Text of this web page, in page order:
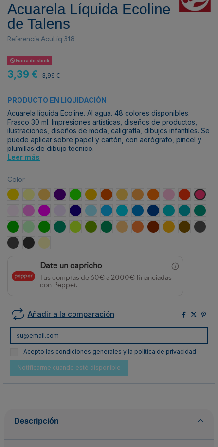
Acuarela Líquida Ecoline
de Talens
Referencia AcuLiq 318
Fuera de stock
3,39 € 3,99 €
PRODUCTO EN LIQUIDACIÓN
Acuarela líquida Ecoline. Al agua. 48 colores disponibles.
Frasco 30 ml. Impresiones artísticas, diseños de productos,
ilustraciones, diseños de moda, caligrafía, dibujos infantiles. Se
puede aplicar sobre papel y cartón, con aerógrafo, pincel y
plumillas de dibujo técnico.
Leer más
Color
ChartreuseAmarillo Claro
Amarillo oscuro
Violeta azulVerde claroOcre amarillo
Tierra siena tostado
Amarillo arena
Anaranjado claro
NaranjaRojo PastelBermellon
Rosa pastelRosa claroMagentaVioleta pastel
Ultramar violeta
Azul pastelAzul celeste (cyan)
Azul ultramarAzul de prusia
Azul ultramar oscuro
Azul turquesa
Verde
Verde primavera
Verde pastel
Verde Verde oscuro
Verde hierbaVerde bronce
Verde bosque
Ocre oroAzafranadoPardo rojizoOcre oscuro
Sepia Gris
Gris cálidoGris oscuroAmarillo pastel
Date un capricho
Tus compras de 60€ a 2000€ financiadas
con Pepper.
Añadir a la comparación
Acepto las condiciones generales y la política de privacidad
Descripción